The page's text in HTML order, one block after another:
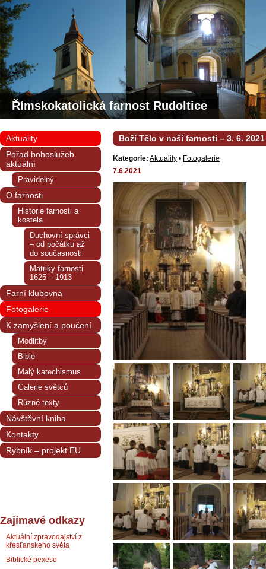
Římskokatolická farnost Rudoltice
Boží Tělo v naší farnosti – 3. 6. 2021
Kategorie: Aktuality • Fotogalerie
7.6.2021
Aktuality
Pořad bohoslužeb
aktuální
Pravidelný
O farnosti
Historie farnosti a
kostela
Duchovní správci
– od počátku až
do současnosti
Matriky farnosti
1625 – 1913
Farní klubovna
Fotogalerie
K zamyšlení a poučení
Modlitby
Bible
Malý katechismus
Galerie světců
Různé texty
Návštěvní kniha
Kontakty
Rybník – projekt EU
Zajímavé odkazy
Aktuální zpravodajství z
křesťanského světa
Biblické pexeso